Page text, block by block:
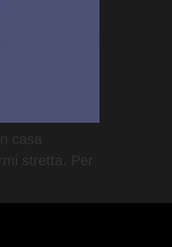
casa
stretta. Per